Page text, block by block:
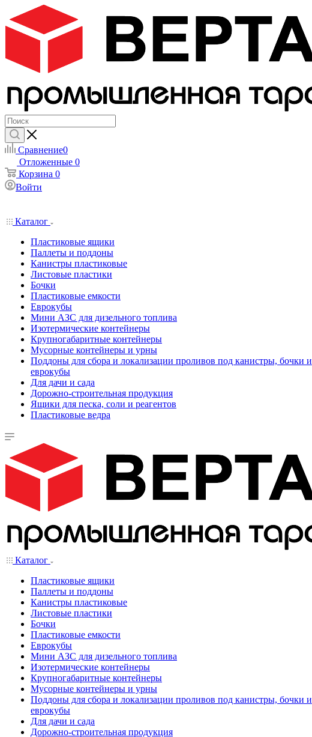
Сравнение0
Отложенные 0
Корзина 0
Войти
Каталог
Пластиковые ящики
Паллеты и поддоны
Канистры пластиковые
Листовые пластики
Бочки
Пластиковые емкости
Еврокубы
Мини АЗС для дизельного топлива
Изотермические контейнеры
Крупногабаритные контейнеры
Мусорные контейнеры и урны
Поддоны для сбора и локализации проливов под канистры, бочки и
еврокубы
Для дачи и сада
Дорожно-строительная продукция
Ящики для песка, соли и реагентов
Пластиковые ведра
Каталог
Пластиковые ящики
Паллеты и поддоны
Канистры пластиковые
Листовые пластики
Бочки
Пластиковые емкости
Еврокубы
Мини АЗС для дизельного топлива
Изотермические контейнеры
Крупногабаритные контейнеры
Мусорные контейнеры и урны
Поддоны для сбора и локализации проливов под канистры, бочки и
еврокубы
Для дачи и сада
Дорожно-строительная продукция